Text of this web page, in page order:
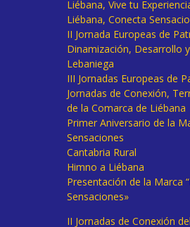
Liébana, Vive tu
Liébana, Conecta
II Jornada Europeas de
Dinamización, Desarrollo
Lebaniega
III Jornadas Europeas de
Jornadas de Conexión,
de la Comarca de Liébana
Primer Aniversario de la
Sensaciones
Cantabria Rural
Himno a Liébana
Presentación de la Marca
Sensaciones»
II Jornadas de Conexión